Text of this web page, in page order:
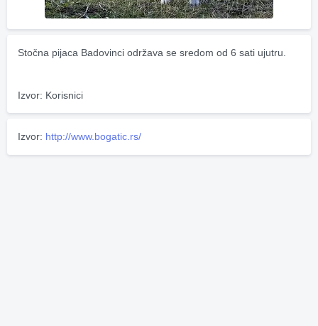
Stočna pijaca Badovinci održava se sredom od 6 sati ujutru.
Izvor: Korisnici
Izvor: http://www.bogatic.rs/